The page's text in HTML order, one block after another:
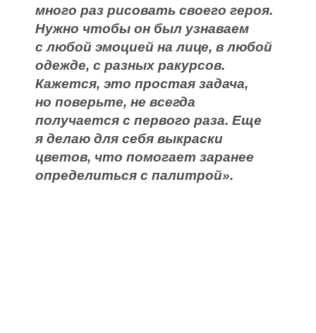
много раз рисовать своего героя.
Нужно чтобы он был узнаваем
с любой эмоцией на лице, в любой
одежде, с разных ракурсов.
Кажется, это простая задача,
но поверьте, не всегда
получается с первого раза. Еще
я делаю для себя выкраски
цветов, что помогает заранее
определиться с палитрой».